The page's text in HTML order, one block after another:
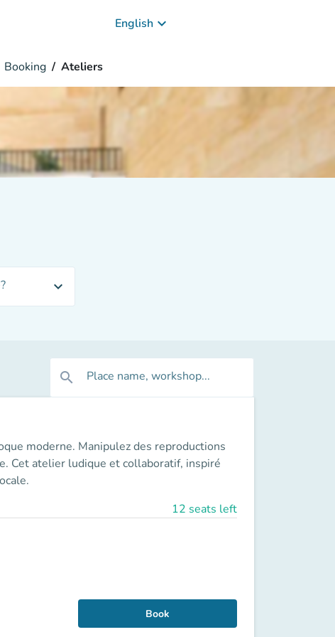
English keyboard_arrow_down
Booking Ateliers
expand_more
search Place name, workshop...
moderne. Manipulez des reproductions
Cet atelier ludique et collaboratif, inspiré
12 seats left
Book